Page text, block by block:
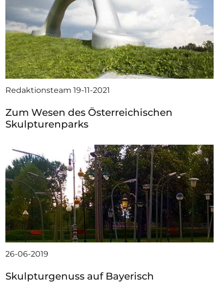
Redaktionsteam19-11-2021
Zum Wesen des Österreichischen
Skulpturenparks
26-06-2019
Skulpturgenuss auf Bayerisch